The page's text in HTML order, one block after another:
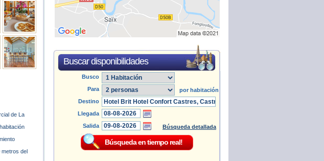
de La
metros del
Buscar disponibilidades
Busco
Para
por habitación
Destino
Llegada
Salida
Búsqueda detallada